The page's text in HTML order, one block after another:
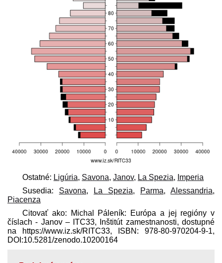
Ostatné: Ligúria, Savona, Janov, La Spezia, Imperia
Susedia: Savona, La Spezia, Parma, Alessandria,
Piacenza
Citovať ako: Michal Páleník: Európa a jej regióny v
číslach - Janov – ITC33, Inštitút zamestnanosti, dostupné
na https://www.iz.sk/​RITC33, ISBN: 978-80-970204-9-1,
DOI:10.5281/zenodo.10200164